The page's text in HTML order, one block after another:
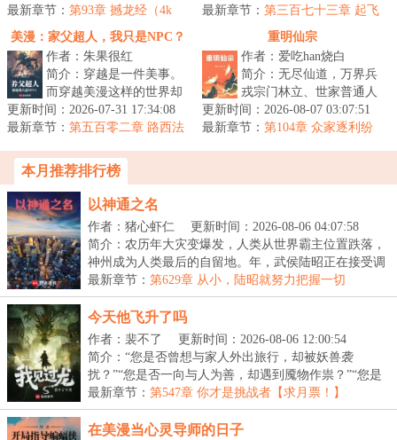
民政府统治下的香海，此
世江湖余温尚在...
最新章节： 第93章 撼龙经（4k
字，求月票）
案有两处计算错误他当场
多拿了四万...
最新章节： 第三百七十三章 起飞
美漫：家父超人，我只是NPC？
作者：朱果很红
简介：穿越是一件美事。
而穿越美漫这样的世界却
很难说自己成年了还没
逝，或许成为了超人克拉
更新时间：2026-07-31 17:34:08
最新章节： 第五百零二章 路西法
重明仙宗
作者：爱吃han烧白
简介：无尽仙道，万界兵
戎宗门林立、世家普通人
穿越的主角康大宝，在师
父身殁后继承了掌门之
更新时间：2026-08-07 03:07:51
最新章节： 第104章 众家逐利纷
本月推荐排行榜
以神通之名
作者：猪心虾仁
更新时间：2026-08-06 04:07:58
简介：农历年大灾变爆发，人类从世界霸主位置跌落，
神州成为人类最后的自留地。年，武侯陆昭正在接受调
查...
最新章节： 第629章 从小，陆昭就努力把握一切
今天他飞升了吗
作者：裴不了
更新时间：2026-08-06 12:00:54
简介：“您是否曾想与家人外出旅行，却被妖兽袭
扰？”“您是否一向与人为善，却遇到魇物作祟？”“您是
否...
最新章节： 第547章 你才是挑战者【求月票！】
在美漫当心灵导师的日子